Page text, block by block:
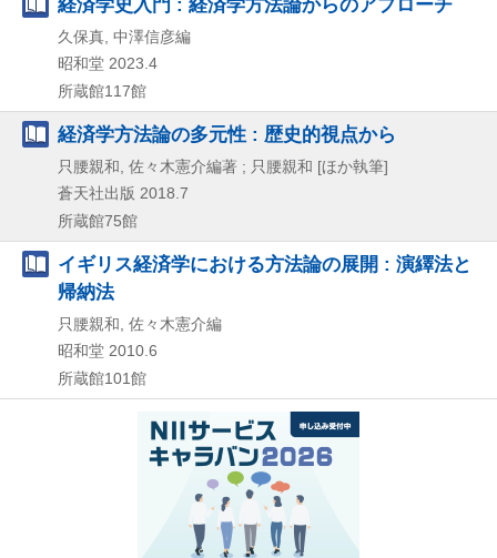
久保真, 中澤信彦編
昭和堂 2023.4
所蔵館117館
経済学方法論の多元性 : 歴史的視点から
只腰親和, 佐々木憲介編著 ; 只腰親和 [ほか執筆]
蒼天社出版 2018.7
所蔵館75館
イギリス経済学における方法論の展開 : 演繹法と
帰納法
只腰親和, 佐々木憲介編
昭和堂 2010.6
所蔵館101館